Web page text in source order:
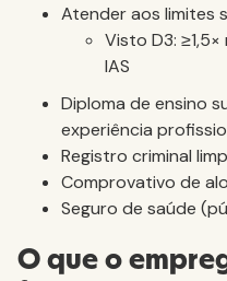
Atender aos limites
Visto D3:
IAS
Diploma de ensino
experiência
Registro criminal
Comprovativo de
Seguro de saúde
O que o